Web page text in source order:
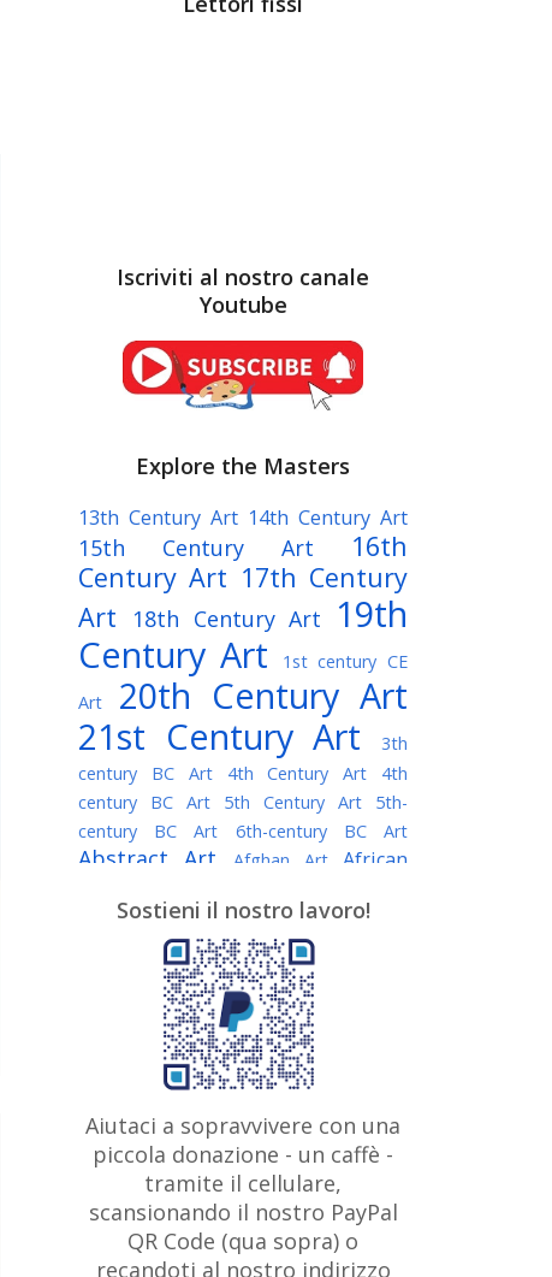
Iscriviti al nostro canale
Youtube
Explore the Masters
13th Century Art 14th Century Art
15th Century Art
16th
Century Art 17th Century
Art
18th Century Art
19th
Century Art
1st century CE
Art
20th Century Art
21st Century Art
3th
century BC Art
4th Century Art
4th
century BC Art
5th Century Art
5th-
century BC Art
6th-century BC Art
Abstract Art Afghan Art
African
Algerian painter American Art
Argentine Art Armenian painter
Art history Art Institute of Chicago
Art Quotes - Literature
Australian Art Austrian Art
Austro-Hungarian Art Awarded
Artist
Baroque Art
Belarusian
Art Belgian Art Bohemian Art Bolivian
Bosnian Art Brazilian Art British
Art British Museum Brooklyn Museum
Bulgarian Art Burmese Art Canadian
Art
Caravaggio
Chilean Art
Sostieni il nostro lavoro!
Aiutaci a sopravvivere con una
piccola donazione - un caffè -
tramite il cellulare,
scansionando il nostro PayPal
QR Code (qua sopra) o
recandoti al nostro indirizzo